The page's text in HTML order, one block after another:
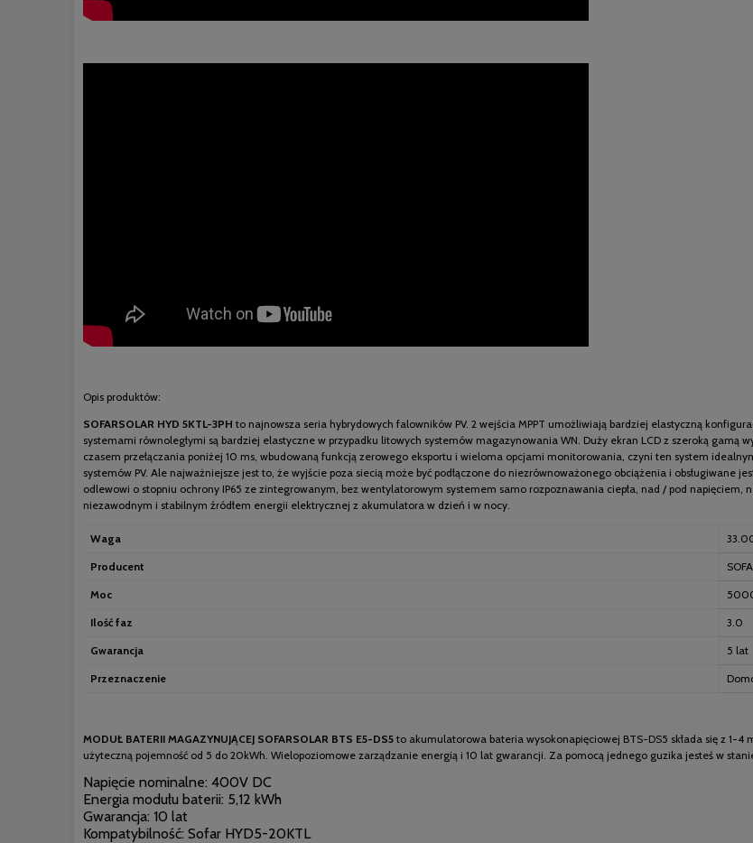
Opis produktów:
SOFARSOLAR HYD 5KTL-3PH to najnowsza seria hybrydowych falowników PV. 2 wejścia MPPT umożliwiają bardziej elastyczną
systemami równoległymi są bardziej elastyczne w przypadku litowych systemów magazynowania WN. Duży ekran LCD z szeroką
czasem przełączania poniżej 10 ms, wbudowaną funkcją zerowego eksportu i wieloma opcjami monitorowania, czyni ten system
systemów PV. Ale najważniejsze jest to, że wyjście poza siecią może być podłączone do niezrównoważonego obciążenia i
odlewowi o stopniu ochrony IP65 ze zintegrowanym, bez wentylatorowym systemem samo rozpoznawania ciepła, nad / pod
niezawodnym i stabilnym źródłem energii elektrycznej z akumulatora w dzień i w nocy.
Waga
Producent
Moc
Ilość faz 3.0
Gwarancja 5 lat
Przeznaczenie
MODUŁ BATERII MAGAZYNUJĄCEJ SOFARSOLAR BTS E5-DS5 to akumulatorowa bateria wysokonapięciowej BTS-DS5 składa się z 1-4
użyteczną pojemność od 5 do 20kWh. Wielopoziomowe zarządzanie energią i 10 lat gwarancji. Za pomocą jednego guzika jesteś w
Napięcie nominalne: 400V DC
Energia modułu baterii: 5,12 kWh
Gwarancja: 10 lat
Kompatybilność: Sofar HYD5-20KTL